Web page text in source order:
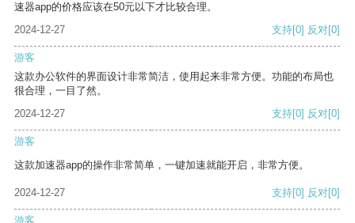
速器app的价格应该在50元以下才比较合理。
2024-12-27
支持[0] 反对[0]
游客
这款办公软件的界面设计非常简洁，使用起来非常方便。功能的布局也
很合理，一目了然。
2024-12-27
支持[0] 反对[0]
游客
这款加速器app的操作非常简单，一键加速就能开启，非常方便。
2024-12-27 支持[0] 反对[0]
游客